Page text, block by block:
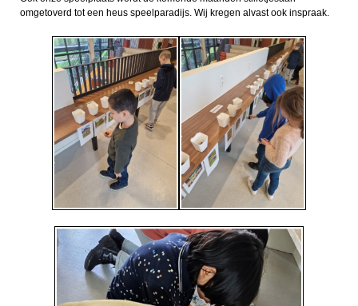
omgetoverd tot een heus speelparadijs. Wij kregen alvast ook inspraak.